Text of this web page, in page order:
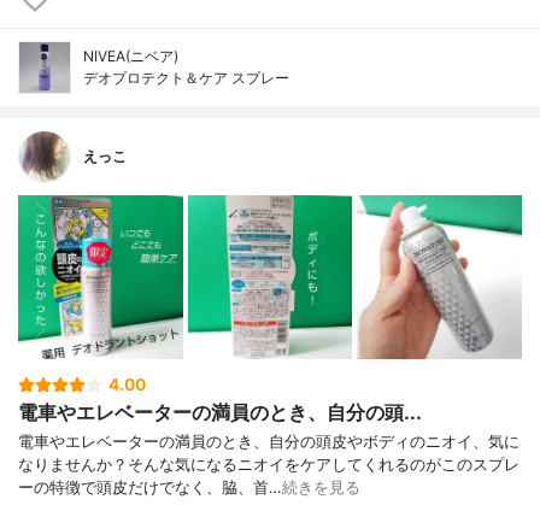
NIVEA(ニベア)
デオプロテクト＆ケア スプレー
えっこ
4.00
電車やエレベーターの満員のとき、自分の頭...
電車やエレベーターの満員のとき、自分の頭皮やボディのニオイ、気に
なりませんか？そんな気になるニオイをケアしてくれるのがこのスプレ
ーの特徴で頭皮だけでなく、脇、首…続きを見る